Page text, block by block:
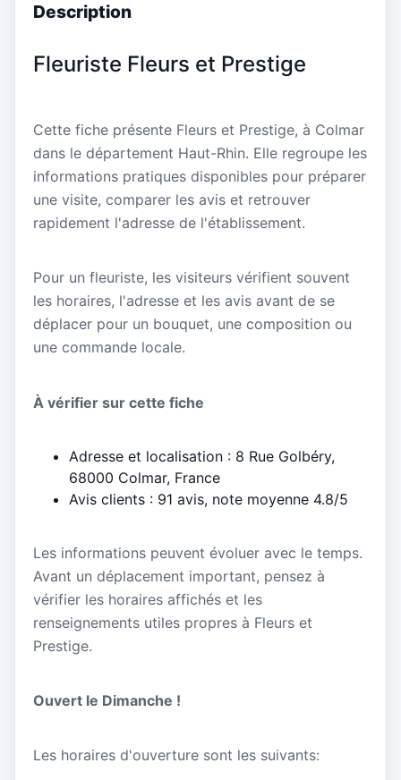
Description
Fleuriste Fleurs et Prestige
Cette fiche présente Fleurs et Prestige, à Colmar
dans le département Haut-Rhin. Elle regroupe les
informations pratiques disponibles pour préparer
une visite, comparer les avis et retrouver
rapidement l'adresse de l'établissement.
Pour un fleuriste, les visiteurs vérifient souvent
les horaires, l'adresse et les avis avant de se
déplacer pour un bouquet, une composition ou
une commande locale.
À vérifier sur cette fiche
Adresse et localisation : 8 Rue Golbéry,
68000 Colmar, France
Avis clients : 91 avis, note moyenne 4.8/5
Les informations peuvent évoluer avec le temps.
Avant un déplacement important, pensez à
vérifier les horaires affichés et les
renseignements utiles propres à Fleurs et
Prestige.
Ouvert le Dimanche !
Les horaires d'ouverture sont les suivants: